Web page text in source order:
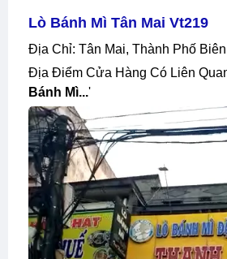
Lò Bánh Mì Tân Mai Vt219
Địa Chỉ: Tân Mai, Thành Phố
Địa Điểm Cửa Hàng Có Liên
Bánh Mì...'